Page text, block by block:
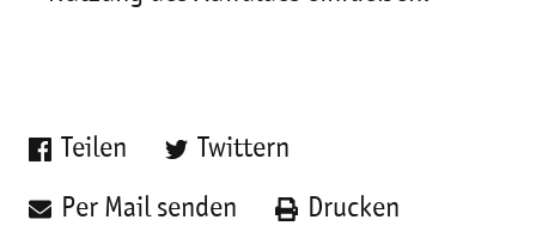
Teilen Twittern
Per Mail senden Drucken